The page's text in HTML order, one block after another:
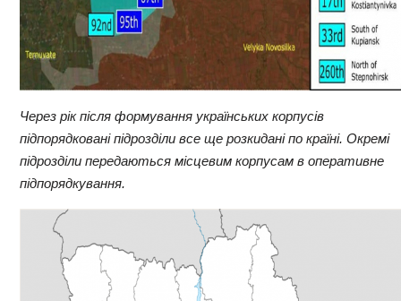
Через рік після формування українських корпусів
підпорядковані підрозділи все ще розкидані по країні. Окремі
підрозділи передаються місцевим корпусам в оперативне
підпорядкування.